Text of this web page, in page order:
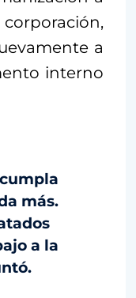
a
interno
más.
a la